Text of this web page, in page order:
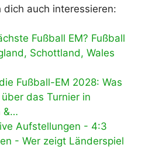
auch interessieren:
Fußball EM? Fußball
Schottland, Wales
Fußball-EM 2028: Was
das Turnier in
&…
Aufstellungen - 4:3
- Wer zeigt Länderspiel